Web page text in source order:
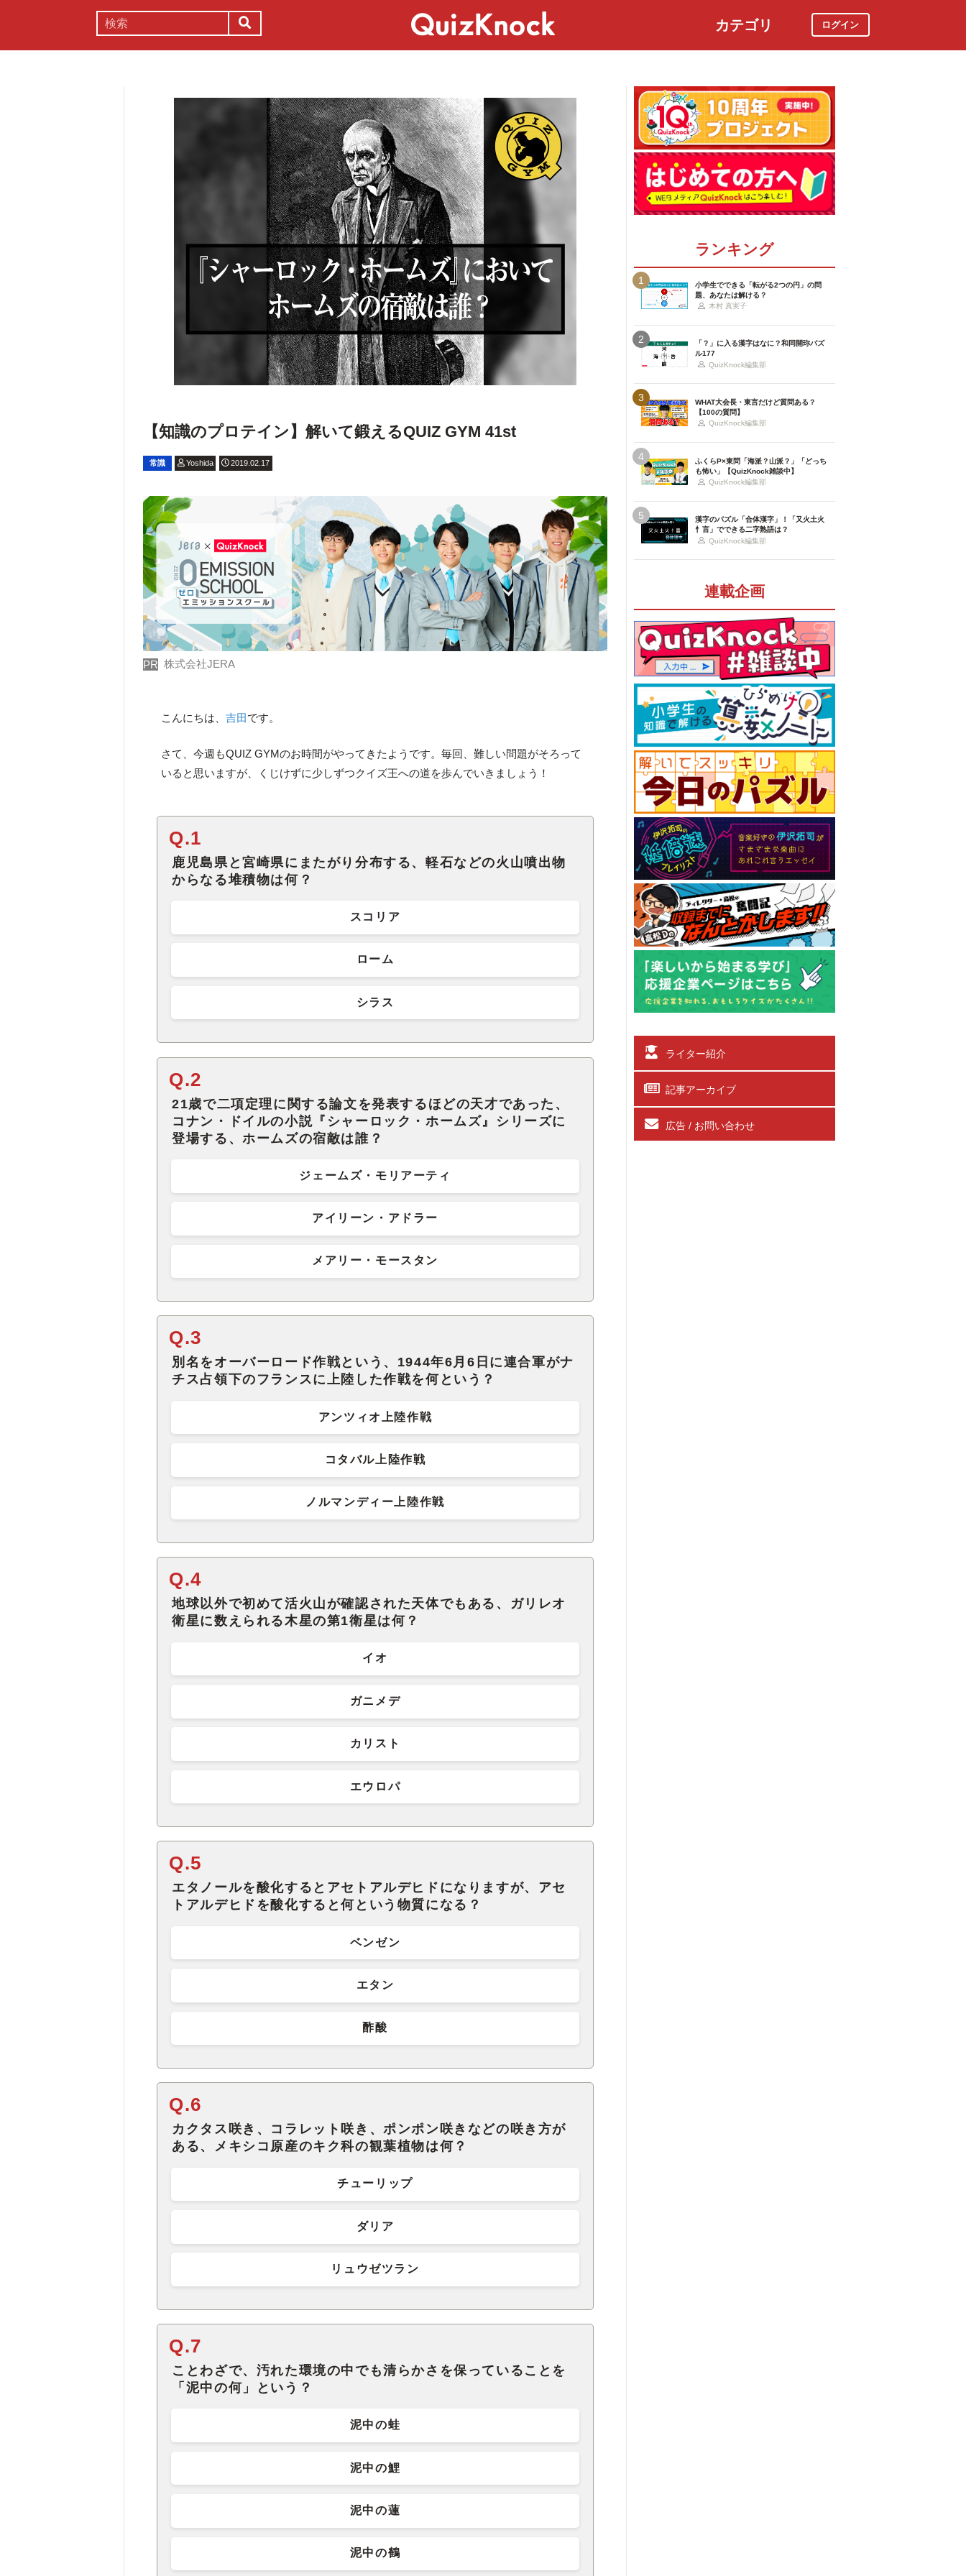
カテゴリ ログイン
【知識のプロテイン】解いて鍛えるQUIZ GYM 41st
常識 Yoshida 2019.02.17
PR 株式会社JERA
こんにちは、吉田 です。
さて、今週もQUIZ GYMのお時間がやってきたようです。毎回、難しい問題がそろって
いると思いますが、くじけずに少しずつクイズ王への道を歩んでいきましょう！
Q.1
鹿児島県と宮崎県にまたがり分布する、軽石などの火山噴出物
からなる堆積物は何？
スコリア
ローム
シラス
Q.2
21歳で二項定理に関する論文を発表するほどの天才であった、
コナン・ドイルの小説『シャーロック・ホームズ』シリーズに
登場する、ホームズの宿敵は誰？
ジェームズ・モリアーティ
アイリーン・アドラー
メアリー・モースタン
Q.3
別名をオーバーロード作戦という、1944年6月6日に連合軍がナ
チス占領下のフランスに上陸した作戦を何という？
アンツィオ上陸作戦
コタバル上陸作戦
ノルマンディー上陸作戦
Q.4
地球以外で初めて活火山が確認された天体でもある、ガリレオ
衛星に数えられる木星の第1衛星は何？
イオ
ガニメデ
カリスト
エウロパ
Q.5
エタノールを酸化するとアセトアルデヒドになりますが、アセ
トアルデヒドを酸化すると何という物質になる？
ベンゼン
エタン
酢酸
Q.6
カクタス咲き、コラレット咲き、ポンポン咲きなどの咲き方が
ある、メキシコ原産のキク科の観葉植物は何？
チューリップ
ダリア
リュウゼツラン
Q.7
ことわざで、汚れた環境の中でも清らかさを保っていることを
「泥中の何」という？
泥中の蛙
泥中の鯉
泥中の蓮
泥中の鶴
ランキング
1
小学生でできる「転がる2つの円」の問
題、あなたは解ける？
木村 真実子
2
「？」に入る漢字はなに？和同開珎パズ
ル177
QuizKnock編集部
3
WHAT大会長・東言だけど質問ある？
【100の質問】
QuizKnock編集部
4
ふくらP×東問「海派？山派？」「どっち
も怖い」【QuizKnock雑談中】
QuizKnock編集部
5
漢字のパズル「合体漢字」！「又火土火
忄言」でできる二字熟語は？
QuizKnock編集部
連載企画
ライター紹介
記事アーカイブ
広告 / お問い合わせ